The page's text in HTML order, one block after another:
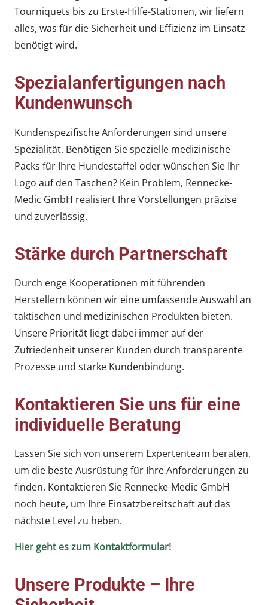
Tourniquets bis zu Erste-Hilfe-Stationen, wir liefern
alles, was für die Sicherheit und Effizienz im Einsatz
benötigt wird.
Spezialanfertigungen nach
Kundenwunsch
Kundenspezifische Anforderungen sind unsere
Spezialität. Benötigen Sie spezielle medizinische
Packs für Ihre Hundestaffel oder wünschen Sie Ihr
Logo auf den Taschen? Kein Problem, Rennecke-
Medic GmbH realisiert Ihre Vorstellungen präzise
und zuverlässig.
Stärke durch Partnerschaft
Durch enge Kooperationen mit führenden
Herstellern können wir eine umfassende Auswahl an
taktischen und medizinischen Produkten bieten.
Unsere Priorität liegt dabei immer auf der
Zufriedenheit unserer Kunden durch transparente
Prozesse und starke Kundenbindung.
Kontaktieren Sie uns für eine
individuelle Beratung
Lassen Sie sich von unserem Expertenteam beraten,
um die beste Ausrüstung für Ihre Anforderungen zu
finden. Kontaktieren Sie Rennecke-Medic GmbH
noch heute, um Ihre Einsatzbereitschaft auf das
nächste Level zu heben.
Hier geht es zum Kontaktformular!
Unsere Produkte – Ihre